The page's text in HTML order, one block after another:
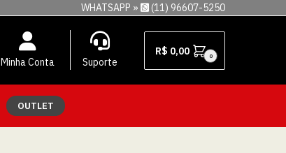
WHATSAPP » (11) 96607-5250
Minha Conta Suporte
R$ 0,00 0
OUTLET